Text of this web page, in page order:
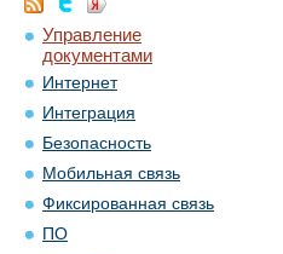
Управление
документами
Интернет
Интеграция
Безопасность
Мобильная связь
Фиксированная связь
ПО